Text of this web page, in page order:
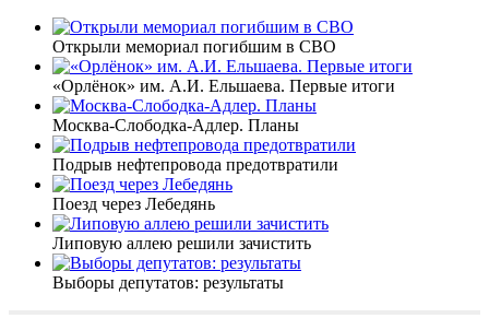
Открыли мемориал погибшим в СВО
«Орлёнок» им. А.И. Ельшаева. Первые итоги
Москва-Слободка-Адлер. Планы
Подрыв нефтепровода предотвратили
Поезд через Лебедянь
Липовую аллею решили зачистить
Выборы депутатов: результаты